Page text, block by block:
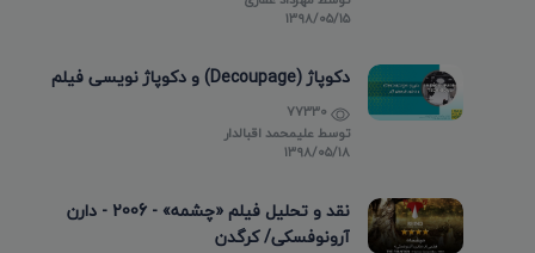
۱۳۹۸/۰۵/۱۵
دکوپاژ (Decoupage) و دکوپاژ نویسی فیلم
توسطعلیمحمد اقبالدار
۱۳۹۸/۰۵/۱۸
نقد و تحلیل فیلم «چشمه» - 2006 - دارن
آرونوفسکی/ کرگدن